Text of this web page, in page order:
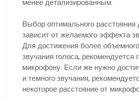
менее детализированным.
Выбор оптимального
зависит от желаемого эффекта
Для достижения более
звучания голоса, рекомендуется
микрофону. Если же нужно
и темного звучания,
некоторое расстояние от